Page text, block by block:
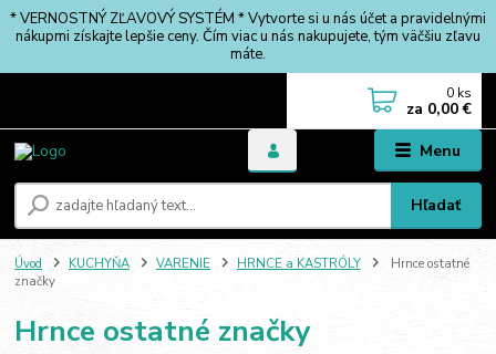
* VERNOSTNÝ ZĽAVOVÝ SYSTÉM * Vytvorte si u nás účet a pravidelnými
nákupmi získajte lepšie ceny. Čím viac u nás nakupujete, tým väčšiu zľavu
máte.
Menu
Hľadať
0 ks
za 0,00 €
Úvod KUCHYŇA VARENIE HRNCE a KASTRÓLY
Hrnce ostatné
značky
Hrnce ostatné značky